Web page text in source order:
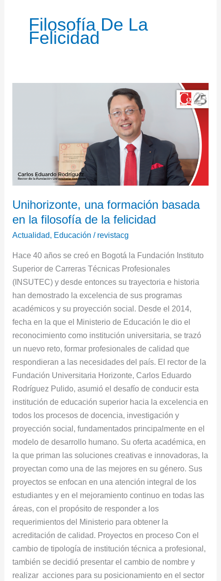
Filosofía De La
Felicidad
Unihorizonte, una formación basada
en la filosofía de la felicidad
Actualidad, Educación / revistacg
Hace 40 años se creó en Bogotá la Fundación Instituto
Superior de Carreras Técnicas Profesionales
(INSUTEC) y desde entonces su trayectoria e historia
han demostrado la excelencia de sus programas
académicos y su proyección social. Desde el 2014,
fecha en la que el Ministerio de Educación le dio el
reconocimiento como institución universitaria, se trazó
un nuevo reto, formar profesionales de calidad que
respondieran a las necesidades del país. El rector de la
Fundación Universitaria Horizonte, Carlos Eduardo
Rodríguez Pulido, asumió el desafío de conducir esta
institución de educación superior hacia la excelencia en
todos los procesos de docencia, investigación y
proyección social, fundamentados principalmente en el
modelo de desarrollo humano. Su oferta académica, en
la que priman las soluciones creativas e innovadoras, la
proyectan como una de las mejores en su género. Sus
proyectos se enfocan en una atención integral de los
estudiantes y en el mejoramiento continuo en todas las
áreas, con el propósito de responder a los
requerimientos del Ministerio para obtener la
acreditación de calidad. Proyectos en proceso Con el
cambio de tipología de institución técnica a profesional,
también se decidió presentar el cambio de nombre y
realizar acciones para su posicionamiento en el sector
de
felicidad